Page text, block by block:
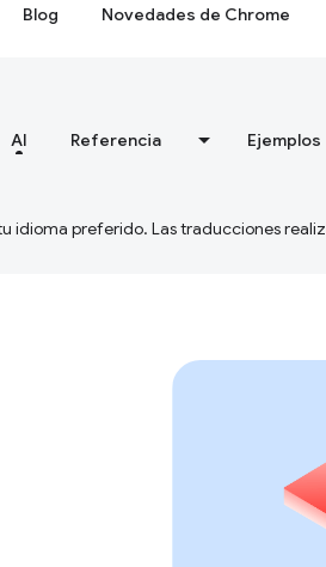
Blog Novedades de Chrome
AI Referencia Ejemplos
preferido. Las traducciones